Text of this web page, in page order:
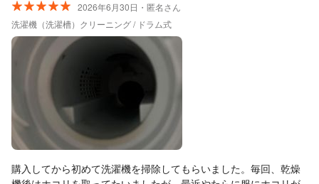
今まで掃除してもらえなかったホースの内部まできれいにしてい
ただき、内容についても丁寧に説明してくださいました。 お一人
での作業にもかかわらず、とても手際が良く、予定していた時間
より早く終わったのも嬉しかったです。 クリーニング後はエアコ
ンの効きがとても良くなり、洗濯物の嫌な臭いもなくなって、大
変満足しています！ またぜひお願いしたいと思います！ありがと
うございました︎！
2026年6月30日・匿名さん
洗濯機（洗濯槽）クリーニング / ドラム式
購入してから初めて洗濯機を掃除してもらいました。毎回、乾燥